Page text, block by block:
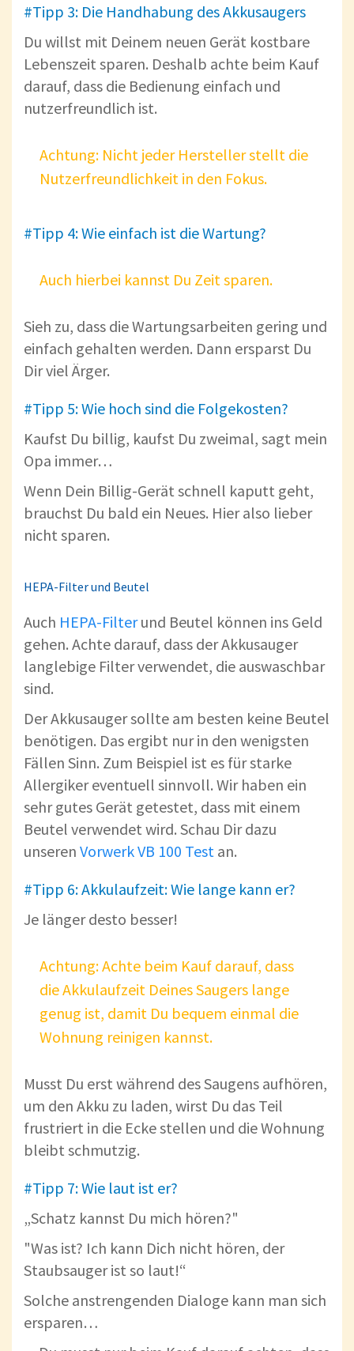
#Tipp 3: Die Handhabung des Akkusaugers
Du willst mit Deinem neuen Gerät kostbare
Lebenszeit sparen. Deshalb achte beim Kauf
darauf, dass die Bedienung einfach und
nutzerfreundlich ist.
Achtung: Nicht jeder Hersteller stellt die
Nutzerfreundlichkeit in den Fokus.
#Tipp 4: Wie einfach ist die Wartung?
Auch hierbei kannst Du Zeit sparen.
Sieh zu, dass die Wartungsarbeiten gering und
einfach gehalten werden. Dann ersparst Du
Dir viel Ärger.
#Tipp 5: Wie hoch sind die Folgekosten?
Kaufst Du billig, kaufst Du zweimal, sagt mein
Opa immer…
Wenn Dein Billig-Gerät schnell kaputt geht,
brauchst Du bald ein Neues. Hier also lieber
nicht sparen.
HEPA-Filter und Beutel
Auch HEPA-Filterund Beutel können ins Geld
gehen. Achte darauf, dass der Akkusauger
langlebige Filter verwendet, die auswaschbar
sind.
Der Akkusauger sollte am besten keine Beutel
benötigen. Das ergibt nur in den wenigsten
Fällen Sinn. Zum Beispiel ist es für starke
Allergiker eventuell sinnvoll. Wir haben ein
sehr gutes Gerät getestet, dass mit einem
Beutel verwendet wird. Schau Dir dazu
unseren Vorwerk VB 100 Test an.
#Tipp 6: Akkulaufzeit: Wie lange kann er?
Je länger desto besser!
Achtung: Achte beim Kauf darauf, dass
die Akkulaufzeit Deines Saugers lange
genug ist, damit Du bequem einmal die
Wohnung reinigen kannst.
Musst Du erst während des Saugens aufhören,
um den Akku zu laden, wirst Du das Teil
frustriert in die Ecke stellen und die Wohnung
bleibt schmutzig.
#Tipp 7: Wie laut ist er?
„Schatz kannst Du mich hören?"
"Was ist? Ich kann Dich nicht hören, der
Staubsauger ist so laut!“
Solche anstrengenden Dialoge kann man sich
ersparen…